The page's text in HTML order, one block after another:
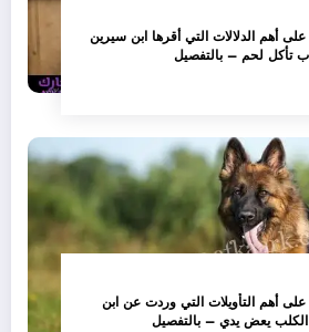
أهم الدلالات التي أقرها ابن سيرين
تأكل لحم – بالتفصيل
أهم التأويلات التي وردت عن ابن
يعض يدي – بالتفصيل